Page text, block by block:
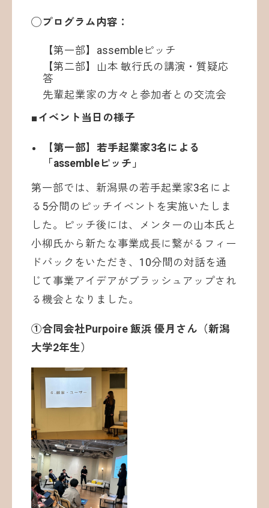
◯プログラム内容：
【第一部】assembleピッチ
【第二部】山本 敏行氏の講演・質疑応
答
先輩起業家の方々と参加者との交流会
■イベント当日の様子
【第一部】若手起業家3名による
「assembleピッチ」
第一部では、新潟県の若手起業家3名によ
る5分間のピッチイベントを実施いたしま
した。ピッチ後には、メンターの山本氏と
小柳氏から新たな事業成長に繋がるフィー
ドバックをいただき、10分間の対話を通
じて事業アイデアがブラッシュアップされ
る機会となりました。
①合同会社Purpoire 飯浜 優月さん（新潟
大学2年生）